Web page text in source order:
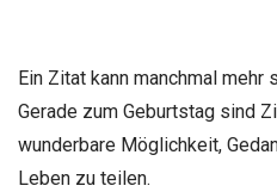
Ein Zitat kann manchmal
Gerade zum Geburtstag sind
wunderbare Möglichkeit,
Leben zu teilen.